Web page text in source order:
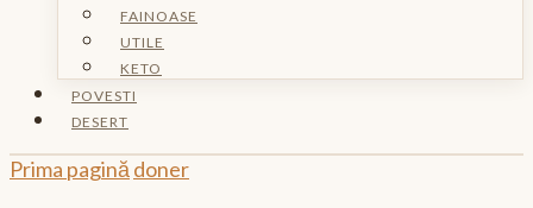
FAINOASE
UTILE
KETO
POVESTI
DESERT
Prima pagină doner